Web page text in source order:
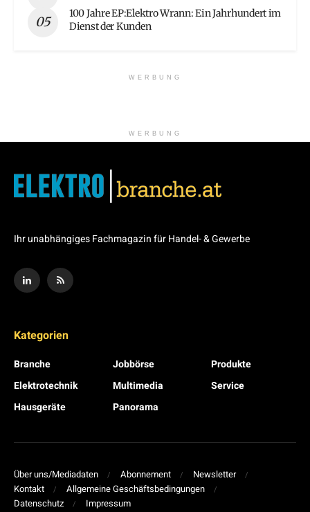
100 Jahre EP:Elektro Wrann: Ein Jahrhundert im
Dienst der Kunden
WERBUNG
WERBUNG
Ihr unabhängiges Fachmagazin für Handel- & Gewerbe
Kategorien
Branche
Elektrotechnik
Hausgeräte
Jobbörse
Multimedia
Panorama
Produkte
Service
Über uns/Mediadaten Abonnement
Newsletter
Kontakt
Allgemeine Geschäftsbedingungen
Datenschutz
Impressum